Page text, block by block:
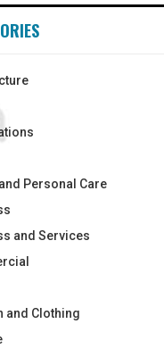
Personal Care
and Services
and Clothing